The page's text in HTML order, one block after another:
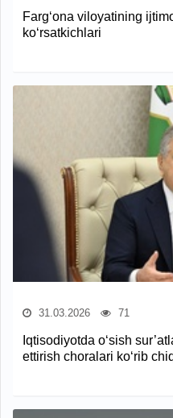
Farg‘ona viloyatining
ko‘rsatkichlari
31.03.2026 71
Iqtisodiyotda o‘sish
ettirish choralari ko‘rib